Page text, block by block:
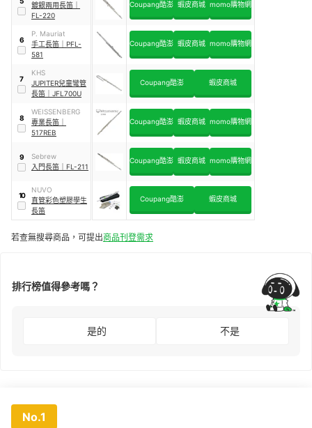
鍍銀兩用長笛
FL-220
Coupang酷澎 蝦皮商城 momo購物網
6
P. Mauriat
手工長笛
PFL-
581
Coupang酷澎 蝦皮商城 momo購物網
7
KHS
JUPITER兒童彎管
長笛
JFL700U
Coupang酷澎 蝦皮商城
8
WEISSENBERG
專業長笛
517REB
Coupang酷澎 蝦皮商城 momo購物網
9
Sebrew
入門長笛
FL-211
Coupang酷澎 蝦皮商城 momo購物網
10
NUVO
直管彩色塑膠學生
長笛
Coupang酷澎 蝦皮商城
若查無搜尋商品，可提出商品刊登需求
排行榜值得參考嗎？
是的 不是
No.1